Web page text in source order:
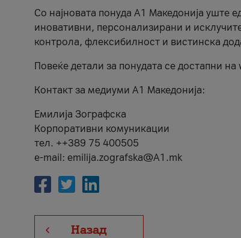
Со најновата понуда А1 Македонија уште
иновативни, персонализирани и
контрола, флексибилност и вистинска
Повеќе детали за понудата се достапни на
Контакт за медиуми А1 Македонија:
Емилија Зографска
Корпоративни комуникации
тел. ++389 75 400505
e-mail: emilija.zografska@A1.mk
Назад